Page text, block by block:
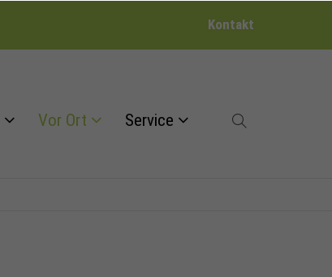
Kontakt
Vor Ort Service